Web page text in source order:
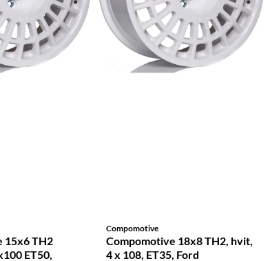
15x6 TH2
ET50,
Compomotive
Compomotive 18x8 TH2, hvit,
4 x 108, ET35, Ford